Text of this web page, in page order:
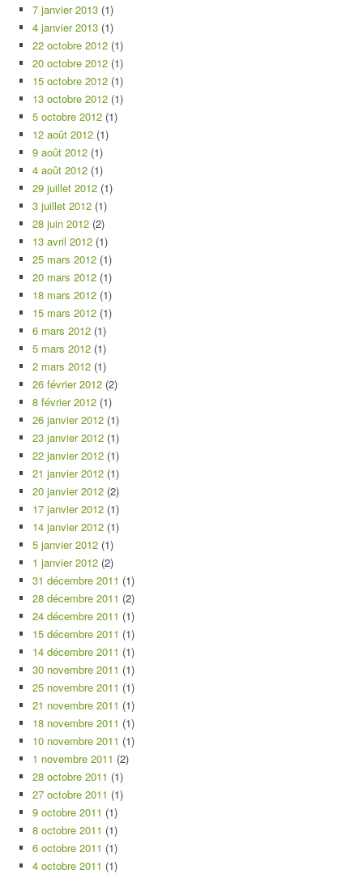
7 janvier 2013 (1)
4 janvier 2013 (1)
22 octobre 2012 (1)
20 octobre 2012 (1)
15 octobre 2012 (1)
13 octobre 2012 (1)
5 octobre 2012 (1)
12 août 2012 (1)
9 août 2012 (1)
4 août 2012 (1)
29 juillet 2012 (1)
3 juillet 2012 (1)
28 juin 2012 (2)
13 avril 2012 (1)
25 mars 2012 (1)
20 mars 2012 (1)
18 mars 2012 (1)
15 mars 2012 (1)
6 mars 2012 (1)
5 mars 2012 (1)
2 mars 2012 (1)
26 février 2012 (2)
8 février 2012 (1)
26 janvier 2012 (1)
23 janvier 2012 (1)
22 janvier 2012 (1)
21 janvier 2012 (1)
20 janvier 2012 (2)
17 janvier 2012 (1)
14 janvier 2012 (1)
5 janvier 2012 (1)
1 janvier 2012 (2)
31 décembre 2011 (1)
28 décembre 2011 (2)
24 décembre 2011 (1)
15 décembre 2011 (1)
14 décembre 2011 (1)
30 novembre 2011 (1)
25 novembre 2011 (1)
21 novembre 2011 (1)
18 novembre 2011 (1)
10 novembre 2011 (1)
1 novembre 2011 (2)
28 octobre 2011 (1)
27 octobre 2011 (1)
9 octobre 2011 (1)
8 octobre 2011 (1)
6 octobre 2011 (1)
4 octobre 2011 (1)